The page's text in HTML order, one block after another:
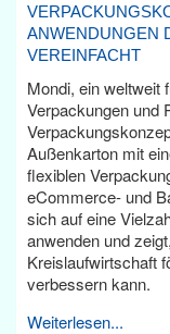
ANWENDUNGEN
VEREINFACHT
Mondi, ein weltweit
Verpackungen und
Außenkarton mit
flexiblen
eCommerce- und
sich auf eine
anwenden und
Kreislaufwirtschaft
verbessern kann.
Weiterlesen...